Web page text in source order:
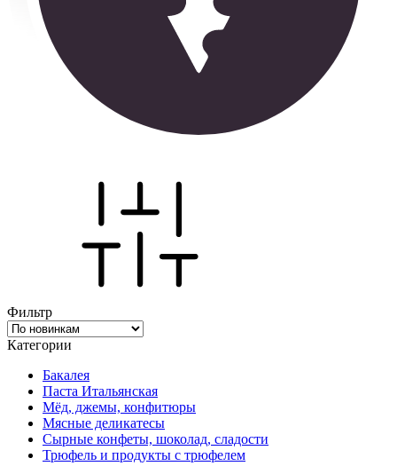
Фильтр
Категории
Бакалея
Паста Итальянская
Мёд, джемы, конфитюры
Мясные деликатесы
Сырные конфеты, шоколад, сладости
Трюфель и продукты с трюфелем